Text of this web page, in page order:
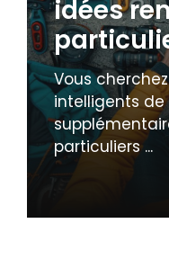
idées
Vous
intelligents de
particuliers ...